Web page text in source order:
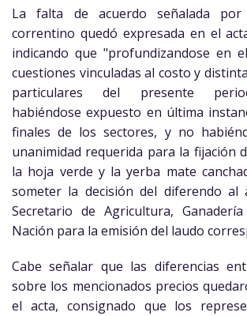
La falta de acuerdo señalada
correntino quedó expresada en el
indicando que "profundizandose en
cuestiones vinculadas al costo y
particulares del presente
habiéndose expuesto en última
finales de los sectores, y no
unanimidad requerida para la fijación
la hoja verde y la yerba mate
someter la decisión del diferendo al
Secretario de Agricultura,
Nación para la emisión del laudo
Cabe señalar que las diferencias
sobre los mencionados precios
el acta, consignado que los